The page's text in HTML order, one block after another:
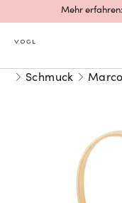
Mehr
Rolex
Neu bei
Schmuck